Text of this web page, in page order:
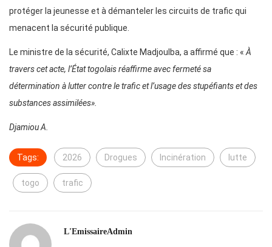
protéger la jeunesse et à démanteler les circuits de trafic qui
menacent la sécurité publique.
Le ministre de la sécurité, Calixte Madjoulba, a affirmé que : «À
travers cet acte, l’État togolais réaffirme avec fermeté sa
détermination à lutter contre le trafic et l’usage des stupéfiants et des
substances assimilées».
Djamiou A.
Tags: 2026 Drogues Incinération lutte
togo trafic
L'EmissaireAdmin